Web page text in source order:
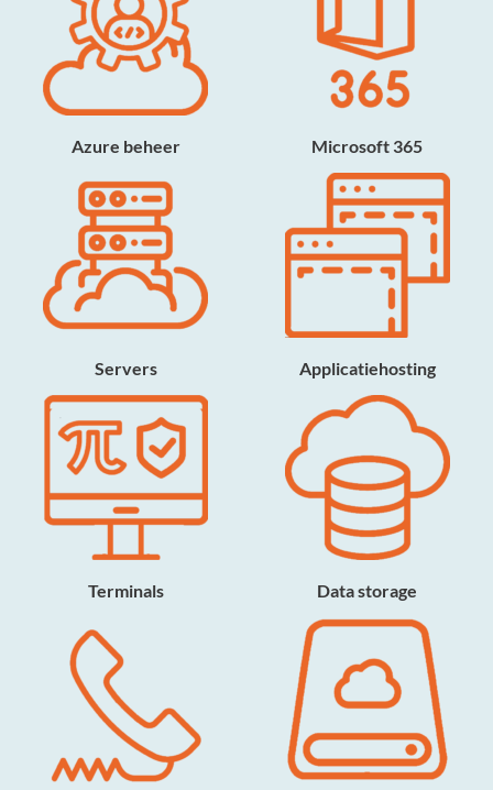
Azure beheer Microsoft 365
Servers Applicatiehosting
Terminals Data storage